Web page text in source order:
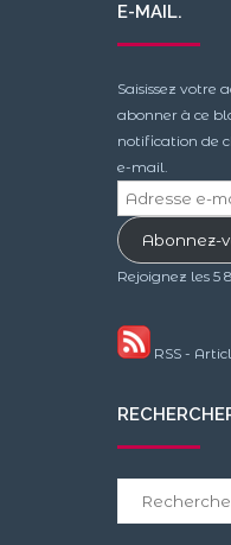
E-MAIL.
Saisissez votre
abonner à ce
notification de
e-mail.
Adresse
e-
mailAbonnez-
Rejoignez les 5
RSS -